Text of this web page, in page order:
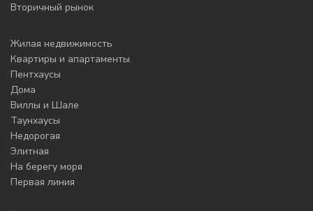
Вторичный рынок
Жилая недвижимость
Квартиры и апартаменты
Пентхаусы
Дома
Виллы и Шале
Таунхаусы
Недорогая
Элитная
На берегу моря
Первая линия